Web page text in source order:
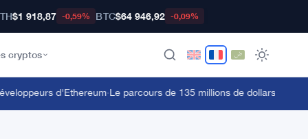
$1 918,87 -0,59% BTC$64 946,92 -0,09%
cryptos
d'Ethereum·Le parcours de 135 millions de dollars en